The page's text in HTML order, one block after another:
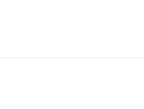
للعبور
تفتح أسئلة ثقيلة